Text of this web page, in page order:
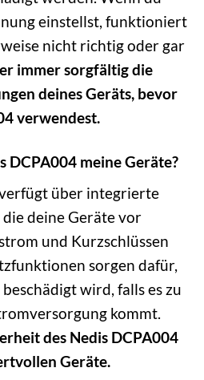
einstellst, funktioniert
nicht richtig oder gar
immer sorgfältig die
deines Geräts, bevor
verwendest.
DCPA004 meine Geräte?
über integrierte
deine Geräte vor
und Kurzschlüssen
sorgen dafür,
wird, falls es zu
kommt.
des Nedis DCPA004
Geräte.